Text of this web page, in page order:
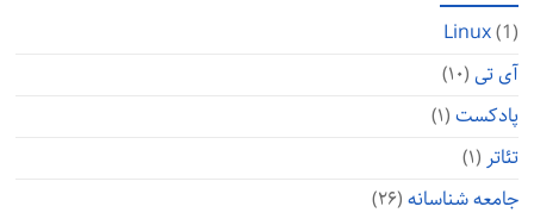
Linux(1)
آی تی(۱۰)
پادکست(۱)
تئاتر (۱)
جامعه شناسانه(۲۶)